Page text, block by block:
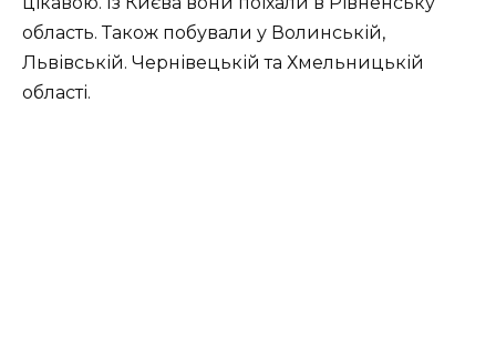
область. Також побували у Волинській,
Львівській. Чернівецькій та Хмельницькій
області.